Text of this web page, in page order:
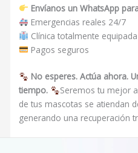
Envíanos un WhatsApp
Emergencias reales 24/7
Clínica totalmente equipada
Pagos seguros
No esperes. Actúa ahora.
tiempo.
Seremos tu mejor
de tus mascotas se atiendan
generando una recuperación